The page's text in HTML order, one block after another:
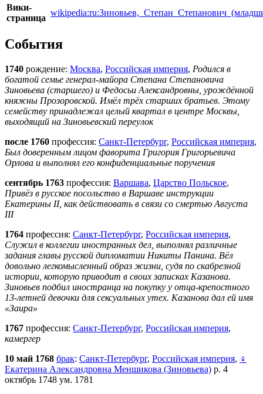
Вики-
страница
События
1740 рождение: Москва, Российская империя, Родился в
богатой семье генерал-майора Степана Степановича
Зиновьева (старшего) и Федосьи Александровны, урождённой
княжны Прозоровской. Имёл трёх старших братьев. Этому
семейству принадлежал целый квартал в центре Москвы,
выходящий на Зиновьевский переулок
после 1760 профессия: Санкт-Петербург, Российская империя,
Был доверенным лицом фаворита Григория Григорьевича
Орлова и выполнял его конфиденциальные поручения
сентябрь 1763 профессия: Варшава, Царство Польское,
Привёз в русское посольство в Варшаве инструкции
Екатерины II, как действовать в связи со смертью Августа
III
1764 профессия: Санкт-Петербург, Российская империя,
Служил в коллегии иностранных дел, выполнял различные
задания главы русской дипломатии Никиты Панина. Вёл
довольно легкомысленный образ жизни, судя по скабрезной
истории, которую приводит в своих записках Казанова.
Зиновьев подбил иностранца на покупку у отца-крепостного
13-летней девочки для сексуальных утех. Казанова дал ей имя
«Заира»
1767 профессия: Санкт-Петербург, Российская империя,
камергер
10 май 1768 брак: Санкт-Петербург, Российская империя, ♀
Екатерина Александровна Меншикова (Зиновьева) р. 4
октябрь 1748 ум. 1781